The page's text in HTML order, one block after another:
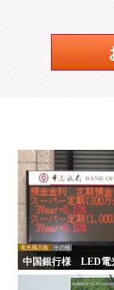
電光掲示板 その他
中国銀行様 LED電